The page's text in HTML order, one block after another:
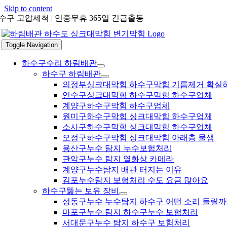
Skip to content
구 고압세척 | 연중무휴 365일 긴급출동
Toggle Navigation
하수구수리 하림배관
하수구 하림배관
의정부싱크대막힘 하수구막힘 기름제거 확실
연수구싱크대막힘 하수구막힘 하수구업체
계양구하수구막힘 하수구업체
원미구하수구막힘 싱크대막힘 하수구업체
소사구하수구막힘 싱크대막힘 하수구업체
오정구하수구막힘 싱크대막힘 아래층 물샘
용산구누수 탐지 누수보험처리
관악구누수 탐지 열화상 카메라
계양구누수탐지 배관 터지는 이유
김포누수탐지 보험처리 수도 요금 많아요
하수구뚫는 보유 장비
성동구누수 누수탐지 하수구 어떤 소리 들릴까
마포구누수 탐지 하수구누수 보험처리
서대문구누수 탐지 하수구 보험처리